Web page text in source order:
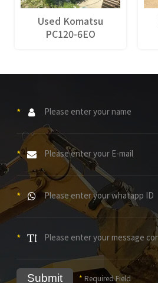
Used Komatsu
PC120-6EO
*
*
*
*
Submit * Required Field